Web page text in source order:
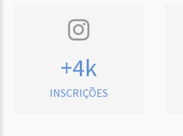
+4k
INSCRIÇÕES